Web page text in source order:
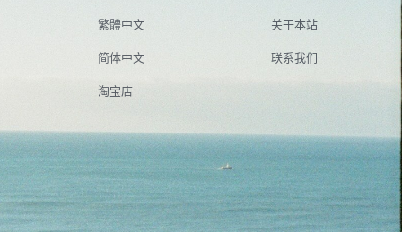
繁體中文
简体中文
淘宝店
关于本站
联系我们